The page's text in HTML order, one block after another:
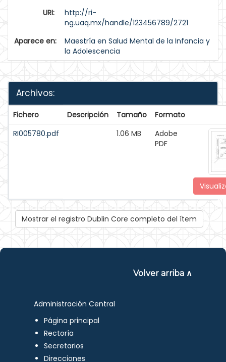
URI:
http://ri-
ng.uaq.mx/handle/123456789/2721
Aparece en:
Maestría en Salud Mental de la Infancia y
la Adolescencia
Archivos:
Fichero Descripción Tamaño
Formato
RI005780.pdf
1.06 MB
Adobe
PDF
Mostrar el registro Dublin Core completo del ítem
Volver arriba ∧
Administración Central
Página principal
Rectoría
Secretarios
Direcciones